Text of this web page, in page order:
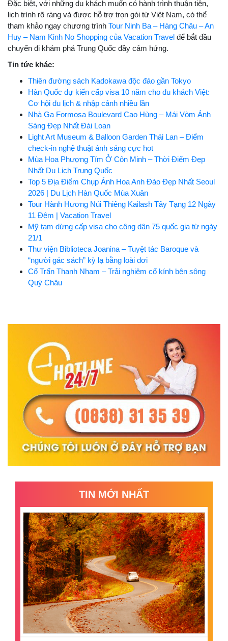
Đặc biệt, với những du khách muốn có hành trình thuận tiện,
lịch trình rõ ràng và được hỗ trợ trọn gói từ Việt Nam, có thể
tham khảo ngay chương trình Tour Ninh Ba – Hàng Châu – An
Huy – Nam Kinh No Shopping của Vacation Travel để bắt đầu
chuyến đi khám phá Trung Quốc đầy cảm hứng.
Tin tức khác:
Thiên đường sách Kadokawa độc đáo gần Tokyo
Hàn Quốc dự kiến cấp visa 10 năm cho du khách Việt:
Cơ hội du lịch & nhập cảnh nhiều lần
Nhà Ga Formosa Boulevard Cao Hùng – Mái Vòm Ánh
Sáng Đẹp Nhất Đài Loan
Light Art Museum & Balloon Garden Thái Lan – Điểm
check-in nghệ thuật ánh sáng cực hot
Mùa Hoa Phượng Tím Ở Côn Minh – Thời Điểm Đẹp
Nhất Du Lịch Trung Quốc
Top 5 Địa Điểm Chụp Ảnh Hoa Anh Đào Đẹp Nhất Seoul
2026 | Du Lịch Hàn Quốc Mùa Xuân
Tour Hành Hương Núi Thiêng Kailash Tây Tạng 12 Ngày
11 Đêm | Vacation Travel
Mỹ tạm dừng cấp visa cho công dân 75 quốc gia từ ngày
21/1
Thư viện Biblioteca Joanina – Tuyệt tác Baroque và
“người gác sách” kỳ lạ bằng loài dơi
Cổ Trấn Thanh Nham – Trải nghiệm cổ kính bên sông
Quý Châu
TIN MỚI NHẤT